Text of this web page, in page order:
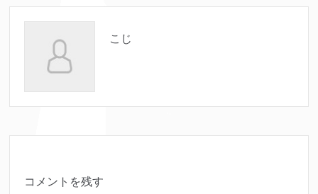
こじ
コメントを残す